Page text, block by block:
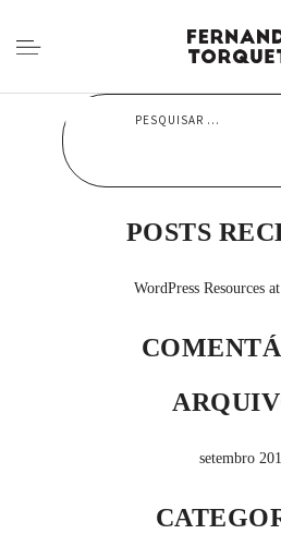
por:
POSTS
WordPress Resources
setembro